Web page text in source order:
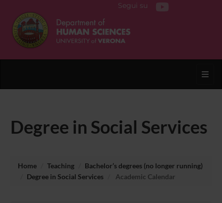
Segui su
Degree in Social Services
Home Teaching
Bachelor’s degrees (no longer running)
Degree in Social Services
Academic Calendar